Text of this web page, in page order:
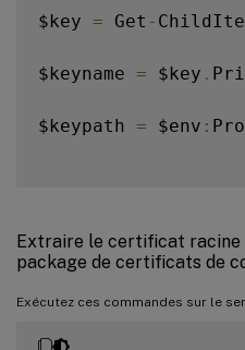
$key = Get -
$keyname = $key .
$keypath = $env :
Extraire le certificat
package de certificats de
Exécutez ces commandes sur le